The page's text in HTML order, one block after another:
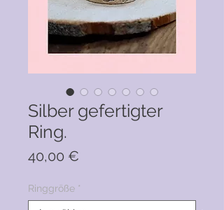
Silber gefertigter
Ring.
40,00 €
Ringgröße *